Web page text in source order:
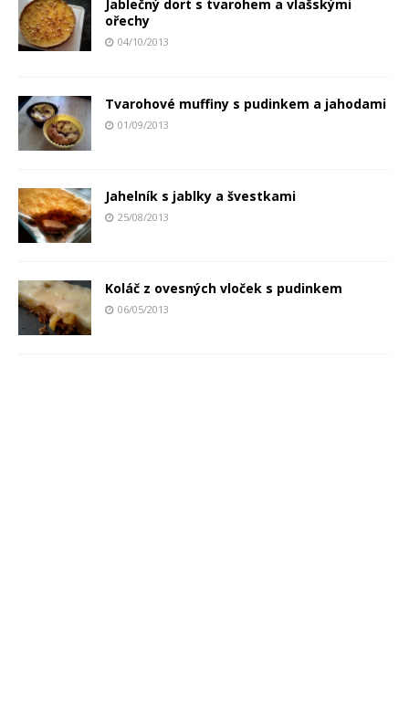
Jablečný dort s tvarohem a vlašskými
ořechy
04/10/2013
Tvarohové muffiny s pudinkem a jahodami
01/09/2013
Jahelník s jablky a švestkami
25/08/2013
Koláč z ovesných vloček s pudinkem
06/05/2013